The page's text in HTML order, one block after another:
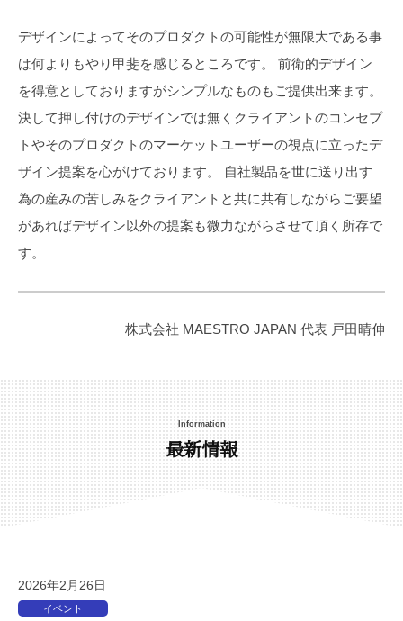
限
大
で
あ
は
何
よ
り
や
。
前
ト
ッ
プ
ペ
ー
ジ
2025
年
デザインによってそのプロダクトの可能性が無限大である事
は何よりもやり甲斐を感じるところです。 前衛的デザイン
を得意としておりますがシンプルなものもご提供出来ます。
決して押し付けのデザインでは無くクライアントのコンセプ
トやそのプロダクトのマーケットユーザーの視点に立ったデ
ザイン提案を心がけております。 自社製品を世に送り出す
為の産みの苦しみをクライアントと共に共有しながらご要望
があればデザイン以外の提案も微力ながらさせて頂く所存で
す。
株式会社 MAESTRO JAPAN 代表 戸田晴伸
Information
最新情報
2026年2月26日
イベント